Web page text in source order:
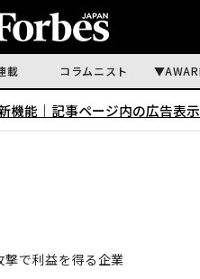
載 コラムニスト
機能｜ 記事ページ内の広告表
で利益を得る企業